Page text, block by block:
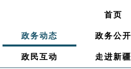
首页
政务动态 政务公开
政民互动 走进新疆